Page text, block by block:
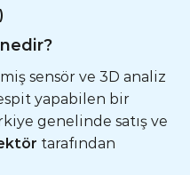
sensör ve 3D analiz
yapabilen bir
genelinde satış ve
tarafından